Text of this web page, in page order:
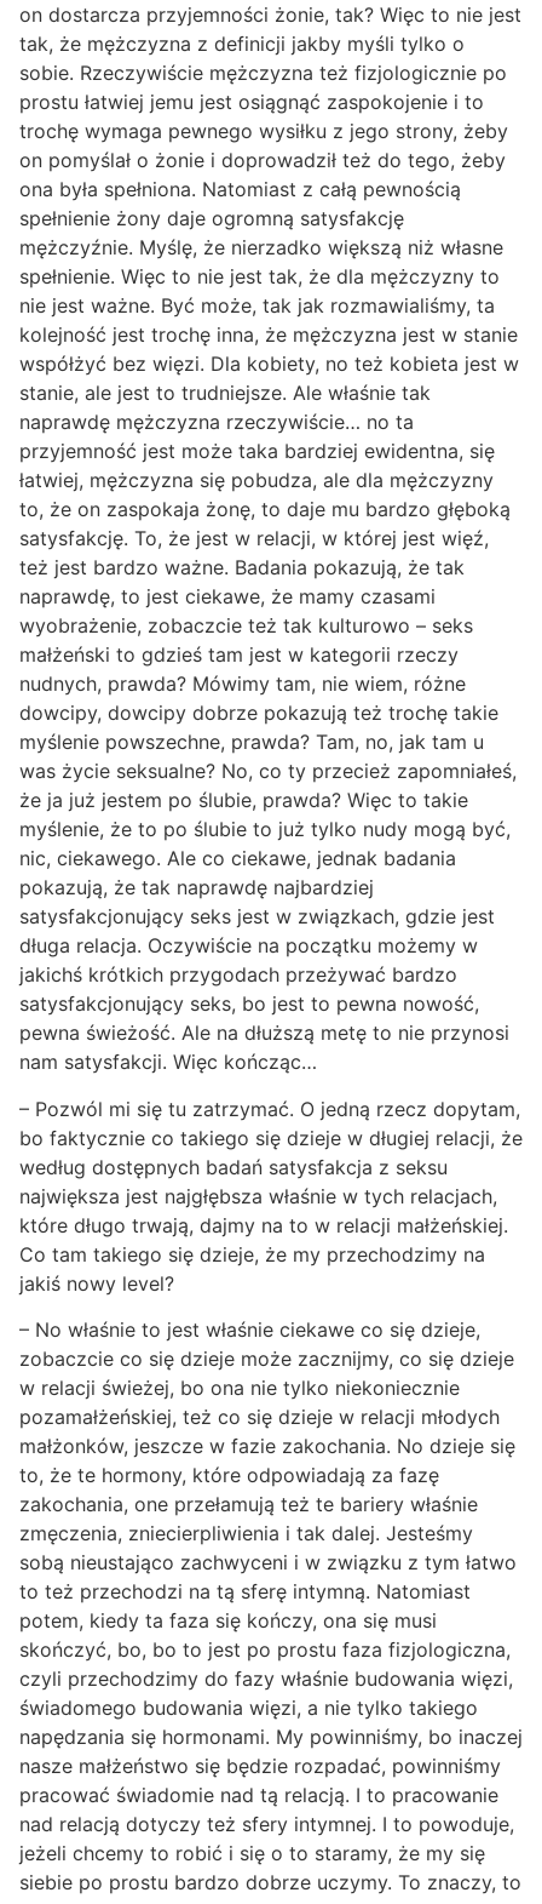
on dostarcza przyjemności żonie, tak? Więc to nie jest
tak, że mężczyzna z definicji jakby myśli tylko o
sobie. Rzeczywiście mężczyzna też fizjologicznie po
prostu łatwiej jemu jest osiągnąć zaspokojenie i to
trochę wymaga pewnego wysiłku z jego strony, żeby
on pomyślał o żonie i doprowadził też do tego, żeby
ona była spełniona. Natomiast z całą pewnością
spełnienie żony daje ogromną satysfakcję
mężczyźnie. Myślę, że nierzadko większą niż własne
spełnienie. Więc to nie jest tak, że dla mężczyzny to
nie jest ważne. Być może, tak jak rozmawialiśmy, ta
kolejność jest trochę inna, że mężczyzna jest w stanie
współżyć bez więzi. Dla kobiety, no też kobieta jest w
stanie, ale jest to trudniejsze. Ale właśnie tak
naprawdę mężczyzna rzeczywiście… no ta
przyjemność jest może taka bardziej ewidentna, się
łatwiej, mężczyzna się pobudza, ale dla mężczyzny
to, że on zaspokaja żonę, to daje mu bardzo głęboką
satysfakcję. To, że jest w relacji, w której jest więź,
też jest bardzo ważne. Badania pokazują, że tak
naprawdę, to jest ciekawe, że mamy czasami
wyobrażenie, zobaczcie też tak kulturowo – seks
małżeński to gdzieś tam jest w kategorii rzeczy
nudnych, prawda? Mówimy tam, nie wiem, różne
dowcipy, dowcipy dobrze pokazują też trochę takie
myślenie powszechne, prawda? Tam, no, jak tam u
was życie seksualne? No, co ty przecież zapomniałeś,
że ja już jestem po ślubie, prawda? Więc to takie
myślenie, że to po ślubie to już tylko nudy mogą być,
nic, ciekawego. Ale co ciekawe, jednak badania
pokazują, że tak naprawdę najbardziej
satysfakcjonujący seks jest w związkach, gdzie jest
długa relacja. Oczywiście na początku możemy w
jakichś krótkich przygodach przeżywać bardzo
satysfakcjonujący seks, bo jest to pewna nowość,
pewna świeżość. Ale na dłuższą metę to nie przynosi
nam satysfakcji. Więc kończąc…
– Pozwól mi się tu zatrzymać. O jedną rzecz dopytam,
bo faktycznie co takiego się dzieje w długiej relacji, że
według dostępnych badań satysfakcja z seksu
największa jest najgłębsza właśnie w tych relacjach,
które długo trwają, dajmy na to w relacji małżeńskiej.
Co tam takiego się dzieje, że my przechodzimy na
jakiś nowy level?
– No właśnie to jest właśnie ciekawe co się dzieje,
zobaczcie co się dzieje może zacznijmy, co się dzieje
w relacji świeżej, bo ona nie tylko niekoniecznie
pozamałżeńskiej, też co się dzieje w relacji młodych
małżonków, jeszcze w fazie zakochania. No dzieje się
to, że te hormony, które odpowiadają za fazę
zakochania, one przełamują też te bariery właśnie
zmęczenia, zniecierpliwienia i tak dalej. Jesteśmy
sobą nieustająco zachwyceni i w związku z tym łatwo
to też przechodzi na tą sferę intymną. Natomiast
potem, kiedy ta faza się kończy, ona się musi
skończyć, bo, bo to jest po prostu faza fizjologiczna,
czyli przechodzimy do fazy właśnie budowania więzi,
świadomego budowania więzi, a nie tylko takiego
napędzania się hormonami. My powinniśmy, bo inaczej
nasze małżeństwo się będzie rozpadać, powinniśmy
pracować świadomie nad tą relacją. I to pracowanie
nad relacją dotyczy też sfery intymnej. I to powoduje,
jeżeli chcemy to robić i się o to staramy, że my się
siebie po prostu bardzo dobrze uczymy. To znaczy, to